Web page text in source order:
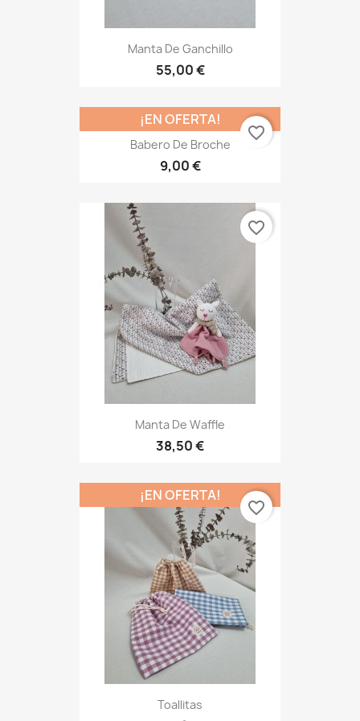
Manta De Ganchillo
55,00 €
Babero De Broche
9,00 €
¡EN OFERTA!
favorite_border
Manta De Waffle
38,50 €
favorite_border
Toallitas
¡EN OFERTA!
favorite_border